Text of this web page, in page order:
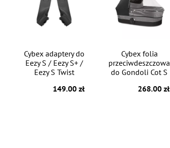
Cybex adaptery do
Eezy S / Eezy S+ /
Eezy S Twist
149.00 zł
Cybex folia
przeciwdeszczowa
do Gondoli Cot S
268.00 zł